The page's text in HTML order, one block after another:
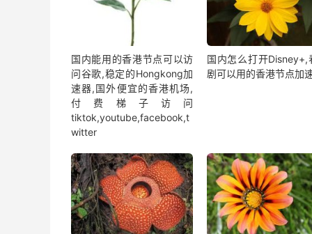
国内能用的香港节点可以访
问谷歌,稳定的Hongkong加
速器,国外便宜的香港机场,
付费梯子访问
tiktok,youtube,facebook,t
witter
国内怎么打开Disney+,
剧可以用的香港节点加